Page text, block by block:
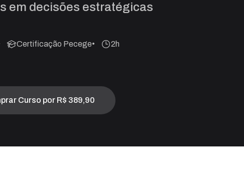
em decisões estratégicas
Certificação Pecege 2h
Curso por R$ 389,90